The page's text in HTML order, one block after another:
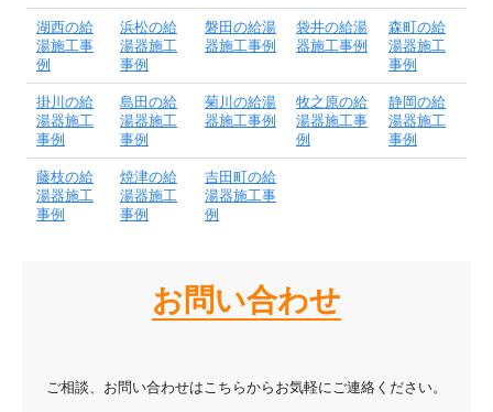
湖西の給
湯施工事
例
浜松の給
湯器施工
事例
磐田の給湯
器施工事例
袋井の給湯
器施工事例
森町の給
湯器施工
事例
掛川の給
湯器施工
事例
島田の給
湯器施工
事例
菊川の給湯
器施工事例
牧之原の給
湯器施工事
例
静岡の給
湯器施工
事例
藤枝の給
湯器施工
事例
焼津の給
湯器施工
事例
吉田町の給
湯器施工事
例
お問い合わせ
ご相談、お問い合わせはこちらからお気軽にご連絡ください。